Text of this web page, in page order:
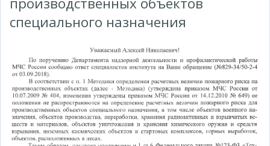
специального назначения